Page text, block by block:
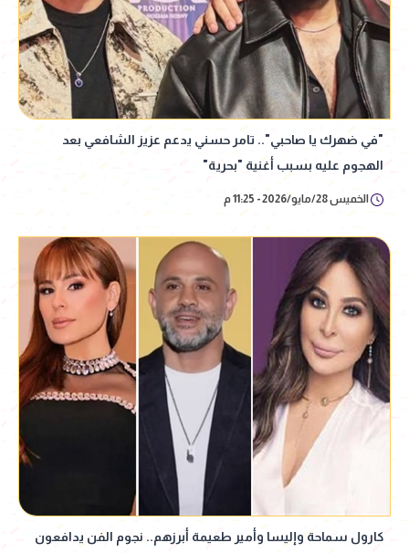
"في ضهرك يا صاحبي".. تامر حسني يدعم عزيز الشافعي بعد
الهجوم عليه بسبب أغنية "بحرية"
الخميس 28/مايو/2026 - 11:25 م
كارول سماحة وإليسا وأمير طعيمة أبرزهم.. نجوم الفن يدافعون